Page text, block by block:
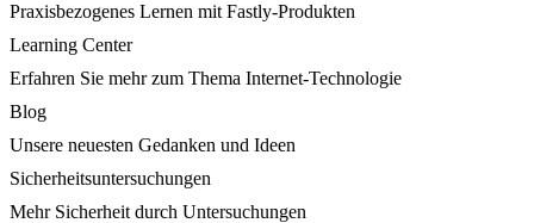
Praxisbezogenes Lernen mit Fastly-Produkten
Learning Center
Erfahren Sie mehr zum Thema Internet-Technologie
Blog
Unsere neuesten Gedanken und Ideen
Sicherheitsuntersuchungen
Mehr Sicherheit durch Untersuchungen